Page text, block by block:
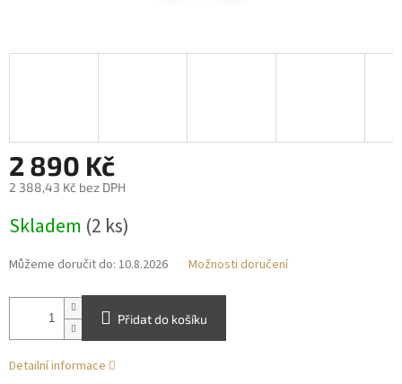
2 890 Kč
2 388,43 Kč bez DPH
cena:
Skladem (2 ks)
Můžeme doručit do: 10.8.2026 Možnosti doručení
Přidat do košíku
Detailní informace